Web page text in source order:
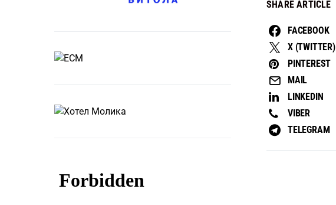
SHARE ARTICLE
FACEBOOK
X (TWITTER)
PINTEREST
MAIL
LINKEDIN
VIBER
TELEGRAM